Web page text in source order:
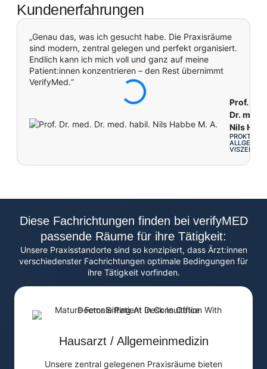
Kundenerfahrungen
„Genau das, was ich gesucht habe. Die Praxisräume
sind modern, zentral gelegen und perfekt organisiert.
Endlich kann ich mich voll und ganz auf meine
Patient:innen konzentrieren – den Rest übernimmt
VerifyMed.“
Prof. Dr.
Dr. med.
Nils
Diese Fachrichtungen finden bei verifyMED
passende Räume für ihre Tätigkeit:
Unsere Praxisstandorte sind so konzipiert, dass Ärzt:innen
verschiedenster Fachrichtungen optimale Bedingungen für
ihre Tätigkeit vorfinden.
Hausarzt / Allgemeinmedizin
Unsere zentral gelegenen Praxisräume bieten